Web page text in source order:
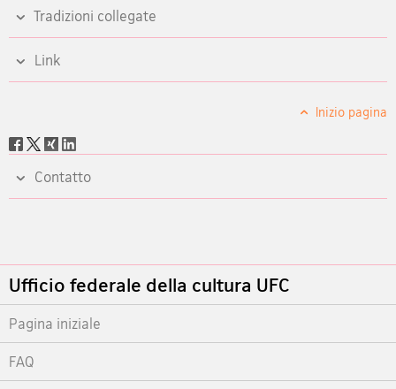
Tradizioni collegate
Link
Inizio pagina
Social
Contatto
Footer
Ufficio federale della cultura UFC
Pagina iniziale
FAQ